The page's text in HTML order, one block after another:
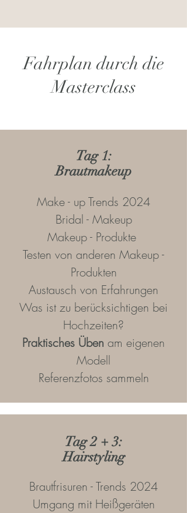
Fahrplan durch die
Masterclass
Make - up Trends 2024
Bridal - Makeup
Makeup - Produkte
Testen von anderen Makeup -
Produkten
Austausch von Erfahrungen
Was ist zu berücksichtigen bei
Hochzeiten?
Praktisches Üben am eigenen
Modell
Referenzfotos sammeln
Brautfrisuren - Trends 2024
Umgang mit Heißgeräten
Tag 1:
Brautmakeup
Tag 2 + 3:
Hairstyling